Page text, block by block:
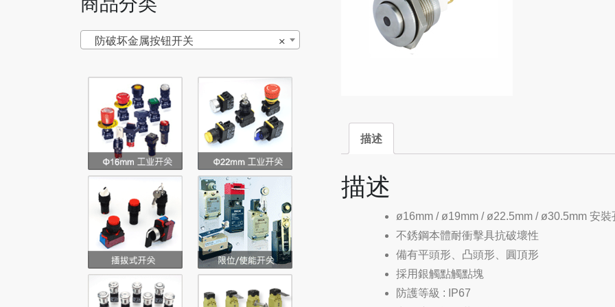
描述
描述
ø16mm / ø19mm / ø22.5mm / ø30.5mm 安裝
不銹鋼本體耐衝擊具抗破壞性
備有平頭形、凸頭形、圓頂形
採用銀觸點觸點塊
防護等級 : IP67
×
防破坏金属按钮开关